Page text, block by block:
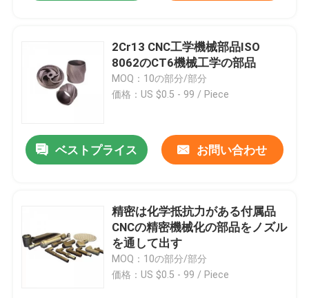
2Cr13 CNC工学機械部品ISO
8062のCT6機械工学の部品
MOQ：10の部分/部分
価格：US $0.5 - 99 / Piece
ベストプライス お問い合わせ
精密は化学抵抗力がある付属品
CNCの精密機械化の部品をノズル
を通して出す
MOQ：10の部分/部分
価格：US $0.5 - 99 / Piece